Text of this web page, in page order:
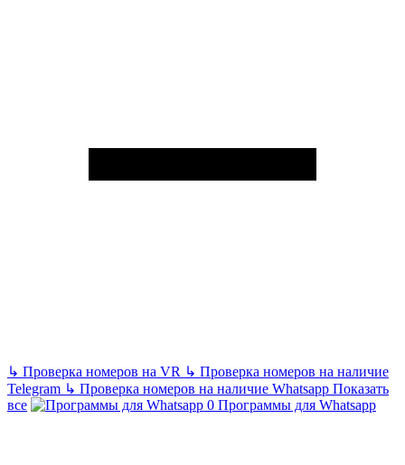
↳ Проверка номеров на VR ↳ Проверка номеров на наличие
Telegram ↳ Проверка номеров на наличие Whatsapp Показать
все
Программы для Whatsapp